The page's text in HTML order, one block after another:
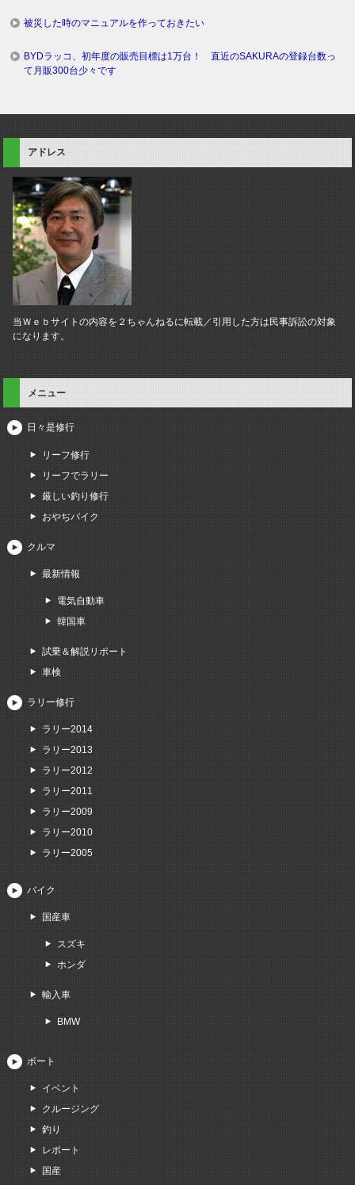
被災した時のマニュアルを作っておきたい
BYDラッコ、初年度の販売目標は1万台！ 直近のSAKURAの登録台数っ
て月販300台少々です
アドレス
当Ｗｅｂサイトの内容を２ちゃんねるに転載／引用した方は民事訴訟の対象
になります。
メニュー
日々是修行
リーフ修行
リーフでラリー
厳しい釣り修行
おやぢバイク
クルマ
最新情報
電気自動車
韓国車
試乗＆解説リポート
車検
ラリー修行
ラリー2014
ラリー2013
ラリー2012
ラリー2011
ラリー2009
ラリー2010
ラリー2005
バイク
国産車
スズキ
ホンダ
輸入車
BMW
ボート
イベント
クルージング
釣り
レポート
国産